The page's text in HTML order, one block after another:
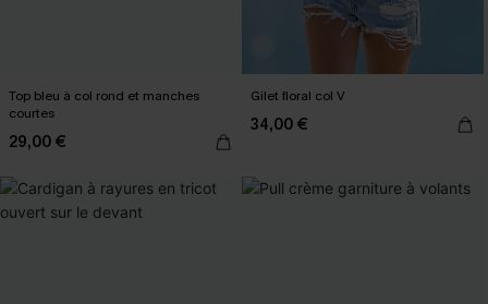
Top bleu à col rond et manches
courtes
29,00 €
Gilet floral col V
34,00 €